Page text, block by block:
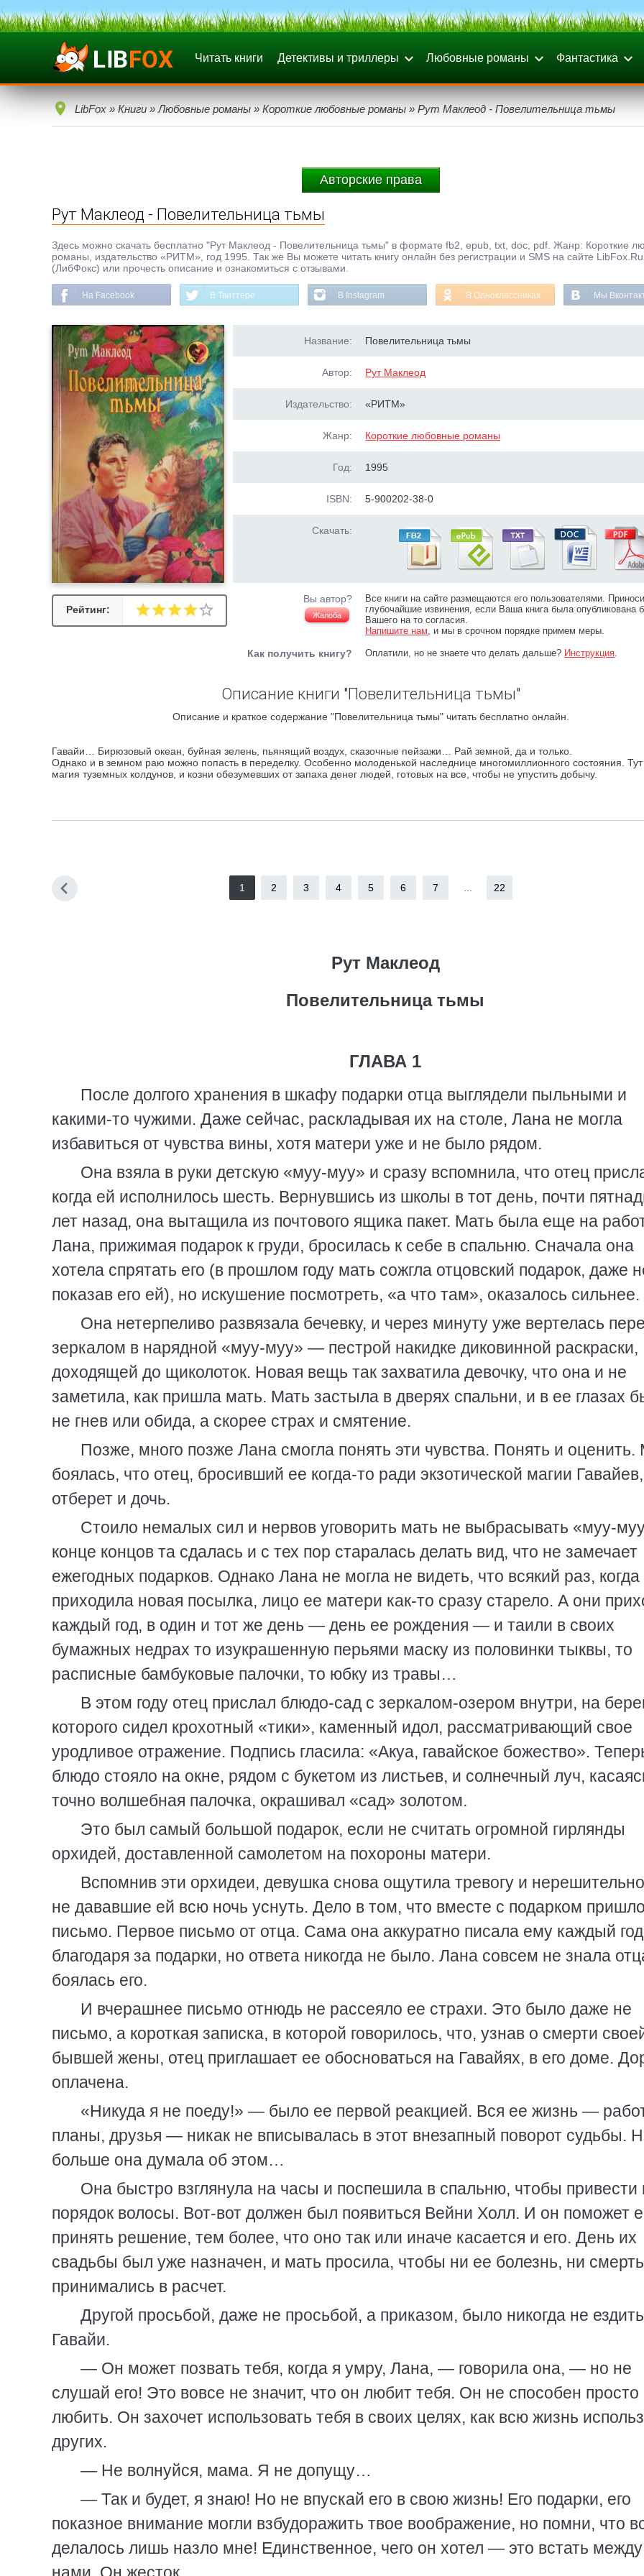
Читать книги Детективы и триллеры Любовные романы Фантастика
LibFox » Книги » Любовные романы » Короткие любовные романы » Рут Маклеод - Повелительница тьмы
Авторские права
Рут Маклеод - Повелительница тьмы
Здесь можно скачать бесплатно "Рут Маклеод - Повелительница тьмы" в формате fb2, epub, txt, doc, pdf. Жанр: Короткие
романы, издательство «РИТМ», год 1995. Так же Вы можете читать книгу онлайн без регистрации и SMS на сайте LibFox.Ru
(ЛибФокс) или прочесть описание и ознакомиться с отзывами.
На Facebook В Твиттере В Instagram В Одноклассниках Мы
Рейтинг:
Название: Повелительница тьмы
Автор: Рут Маклеод
Издательство: «РИТМ»
Жанр: Короткие любовные романы
Год: 1995
ISBN: 5-900202-38-0
Скачать:
Вы автор?
Жалоба
Все книги на сайте размещаются его пользователями.
глубочайшие извинения, если Ваша книга была опубликована
Вашего на то согласия.
Напишите нам, и мы в срочном порядке примем меры.
Как получить книгу? Оплатили, но не знаете что делать дальше? Инструкция.
Описание книги "Повелительница тьмы"
Описание и краткое содержание "Повелительница тьмы" читать бесплатно онлайн.
Гавайи… Бирюзовый океан, буйная зелень, пьянящий воздух, сказочные пейзажи… Рай земной, да и только.
Однако и в земном раю можно попасть в переделку. Особенно молоденькой наследнице многомиллионного состояния. Тут
магия туземных колдунов, и козни обезумевших от запаха денег людей, готовых на все, чтобы не упустить добычу.
1 2 3 4 5 6 7 22
Рут Маклеод
Повелительница тьмы
ГЛАВА 1
После долгого хранения в шкафу подарки отца выглядели пыльными и
какими-то чужими. Даже сейчас, раскладывая их на столе, Лана не могла
избавиться от чувства вины, хотя матери уже и не было рядом.
Она взяла в руки детскую «муу-муу» и сразу вспомнила, что отец
когда ей исполнилось шесть. Вернувшись из школы в тот день, почти
лет назад, она вытащила из почтового ящика пакет. Мать была еще на
Лана, прижимая подарок к груди, бросилась к себе в спальню. Сначала она
хотела спрятать его (в прошлом году мать сожгла отцовский подарок, даже
показав его ей), но искушение посмотреть, «а что там», оказалось сильнее.
Она нетерпеливо развязала бечевку, и через минуту уже вертелась
зеркалом в нарядной «муу-муу» — пестрой накидке диковинной раскраски,
доходящей до щиколоток. Новая вещь так захватила девочку, что она и не
заметила, как пришла мать. Мать застыла в дверях спальни, и в ее глазах
не гнев или обида, а скорее страх и смятение.
Позже, много позже Лана смогла понять эти чувства. Понять и оценить.
боялась, что отец, бросивший ее когда-то ради экзотической магии Гавайев,
отберет и дочь.
Стоило немалых сил и нервов уговорить мать не выбрасывать «муу-
конце концов та сдалась и с тех пор старалась делать вид, что не замечает
ежегодных подарков. Однако Лана не могла не видеть, что всякий раз, когда
приходила новая посылка, лицо ее матери как-то сразу старело. А они
каждый год, в один и тот же день — день ее рождения — и таили в своих
бумажных недрах то изукрашенную перьями маску из половинки тыквы, то
расписные бамбуковые палочки, то юбку из травы…
В этом году отец прислал блюдо-сад с зеркалом-озером внутри, на
которого сидел крохотный «тики», каменный идол, рассматривающий свое
уродливое отражение. Подпись гласила: «Акуа, гавайское божество».
блюдо стояло на окне, рядом с букетом из листьев, и солнечный луч,
точно волшебная палочка, окрашивал «сад» золотом.
Это был самый большой подарок, если не считать огромной гирлянды
орхидей, доставленной самолетом на похороны матери.
Вспомнив эти орхидеи, девушка снова ощутила тревогу и
не дававшие ей всю ночь уснуть. Дело в том, что вместе с подарком пришло
письмо. Первое письмо от отца. Сама она аккуратно писала ему каждый
благодаря за подарки, но ответа никогда не было. Лана совсем не знала
боялась его.
И вчерашнее письмо отнюдь не рассеяло ее страхи. Это было даже не
письмо, а короткая записка, в которой говорилось, что, узнав о смерти
бывшей жены, отец приглашает ее обосноваться на Гавайях, в его доме.
оплачена.
«Никуда я не поеду!» — было ее первой реакцией. Вся ее жизнь —
планы, друзья — никак не вписывалась в этот внезапный поворот судьбы.
больше она думала об этом…
Она быстро взглянула на часы и поспешила в спальню, чтобы привести
порядок волосы. Вот-вот должен был появиться Вейни Холл. И он поможет
принять решение, тем более, что оно так или иначе касается и его. День их
свадьбы был уже назначен, и мать просила, чтобы ни ее болезнь, ни
принимались в расчет.
Другой просьбой, даже не просьбой, а приказом, было никогда не
Гавайи.
— Он может позвать тебя, когда я умру, Лана, — говорила она, — но не
слушай его! Это вовсе не значит, что он любит тебя. Он не способен просто
любить. Он захочет использовать тебя в своих целях, как всю жизнь
других.
— Не волнуйся, мама. Я не допущу…
— Так и будет, я знаю! Но не впускай его в свою жизнь! Его подарки, его
показное внимание могли взбудоражить твое воображение, но помни, что
делалось лишь назло мне! Единственное, чего он хотел — это встать между